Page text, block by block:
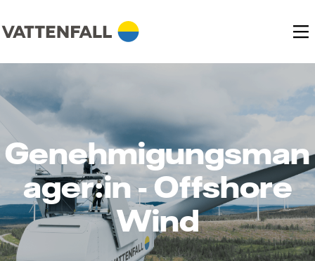
Genehmigungsman
ager:in - Offshore
Wind